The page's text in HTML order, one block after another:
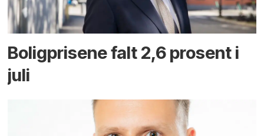
Boligprisene falt 2,6 prosent i
juli